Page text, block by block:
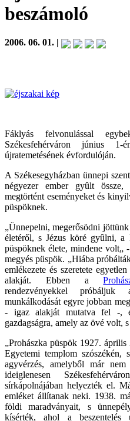
beszámoló
2006. 06. 01. |
Fáklyás felvonulással
Székesfehérváron június 1-
újratemetésének évfordulóján.
A Székesegyházban ünnepi
négyezer ember gyûlt
megtörtént eseményeket és
püspöknek.
„Ünnepelni, megerősödni
életéről, s Jézus köré gyûlni, a
püspöknek élete, mindene volt„
megyés püspök. „Hiába
emlékezete és szeretete
alakját. Ebben a
rendezvényekkel
munkálkodását egyre jobban
- igaz alakját mutatva fel -,
gazdagságra, amely az övé volt,
„Prohászka püspök 1927.
Egyetemi templom szószékén,
agyvérzés, amelyből már
ideiglenesen
sírkápolnájában helyezték el.
emléket állítanak neki. 1938.
földi maradványait, s
kísérték, ahol a beszentelés